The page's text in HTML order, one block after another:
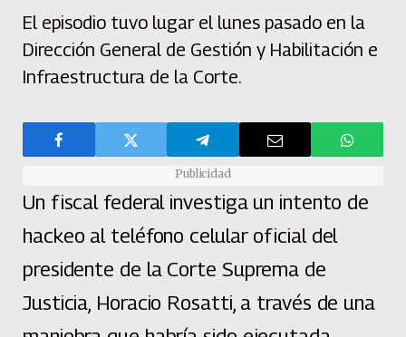
El episodio tuvo lugar el lunes pasado en la
Dirección General de Gestión y Habilitación e
Infraestructura de la Corte.
Publicidad
Un fiscal federal investiga un intento de
hackeo al teléfono celular oficial del
presidente de la Corte Suprema de
Justicia, Horacio Rosatti, a través de una